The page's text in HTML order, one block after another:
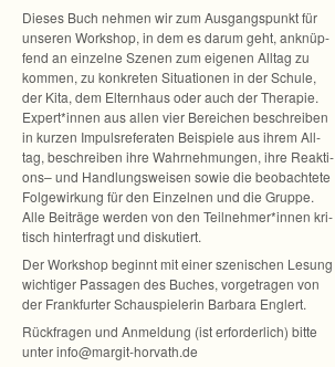
Die­ses Buch neh­men wir zum Aus­gangs­punkt für
unse­ren Work­shop, in dem es darum geht, anknüp­
fend an ein­zelne Sze­nen zum eige­nen All­tag zu
kom­men, zu kon­kre­ten Situa­tio­nen in der Schule,
der Kita, dem Eltern­haus oder auch der The­ra­pie.
Expert*innen aus allen vier Berei­chen beschrei­ben
in kur­zen Impuls­re­fe­ra­ten Bei­spiele aus ihrem All­
tag, beschrei­ben ihre Wahr­neh­mun­gen, ihre Reak­ti­
ons– und Hand­lungs­wei­sen sowie die beob­ach­tete
Fol­ge­wir­kung für den Ein­zel­nen und die Gruppe.
Alle Bei­träge wer­den von den Teilnehmer*innen kri­
tisch hin­ter­fragt und diskutiert.
Der Work­shop beginnt mit einer sze­ni­schen Lesung
wich­ti­ger Pas­sa­gen des Buches, vor­ge­tra­gen von
der Frank­fur­ter Schau­spie­le­rin Bar­bara Englert.
Rück­fra­gen und Anmel­dung (ist erfor­der­lich) bitte
unter info@margit-horvath.de